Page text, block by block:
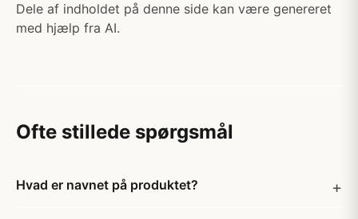
Dele af indholdet på denne side kan være genereret
med hjælp fra AI.
Ofte stillede spørgsmål
Hvad er navnet på produktet?